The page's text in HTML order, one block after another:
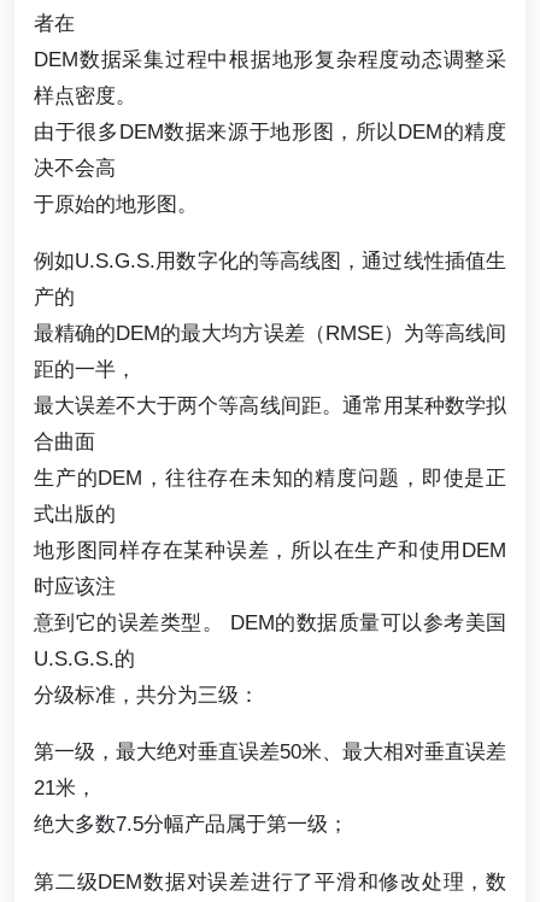
者在
DEM数据采集过程中根据地形复杂程度动态调整采
样点密度。
由于很多DEM数据来源于地形图，所以DEM的精度
决不会高
于原始的地形图。
例如U.S.G.S.用数字化的等高线图，通过线性插值生
产的
最精确的DEM的最大均方误差（RMSE）为等高线间
距的一半，
最大误差不大于两个等高线间距。通常用某种数学拟
合曲面
生产的DEM，往往存在未知的精度问题，即使是正
式出版的
地形图同样存在某种误差，所以在生产和使用DEM
时应该注
意到它的误差类型。 DEM的数据质量可以参考美国
U.S.G.S.的
分级标准，共分为三级：
第一级，最大绝对垂直误差50米、最大相对垂直误差
21米，
绝大多数7.5分幅产品属于第一级；
第二级DEM数据对误差进行了平滑和修改处理，数